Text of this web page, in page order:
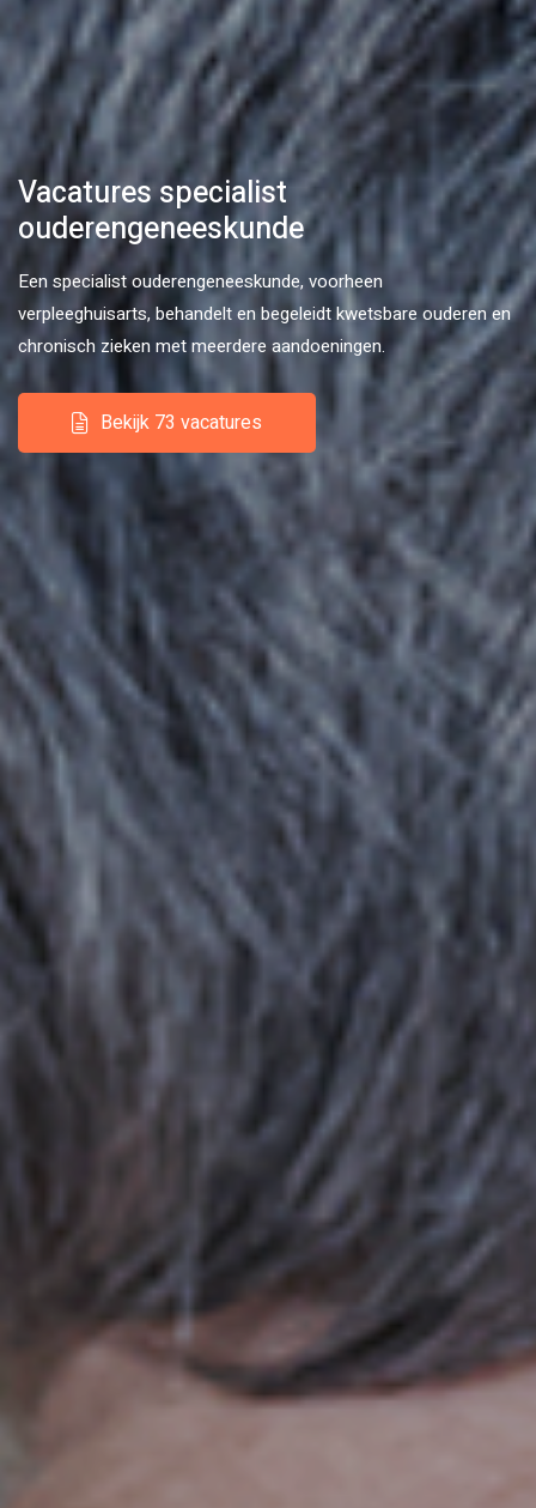
Vacatures specialist
ouderengeneeskunde
Een specialist ouderengeneeskunde, voorheen
verpleeghuisarts, behandelt en begeleidt kwetsbare ouderen en
chronisch zieken met meerdere aandoeningen.
Bekijk 73 vacatures